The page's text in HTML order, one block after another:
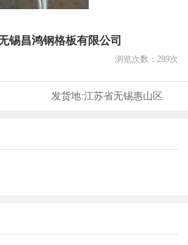
锡昌鸿钢格板有限公司
浏览次数： 289次
发货地:江苏省无锡惠山区